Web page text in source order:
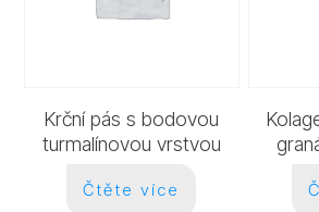
Krční pás s bodovou
turmalínovou vrstvou
Čtěte více